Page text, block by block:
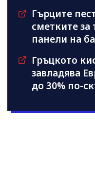
Гърците
сметките за
панели на
Гръцкото
завладява
до 30% по-